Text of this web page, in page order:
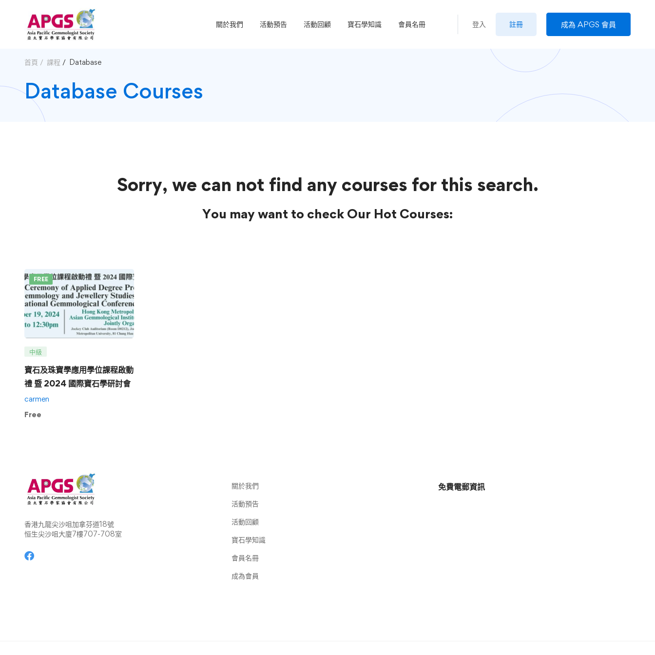
關於我們 活動預告 活動回顧 寶石學知識 會員名冊 登入 註冊 成為 APGS 會員
首頁 課程 Database
Database Courses
Sorry, we can not find any courses for this search.
You may want to check Our Hot Courses:
FREE
中級
寶石及珠寶學應用學位課程啟動
禮 暨 2024 國際寶石學研討會
carmen
Free
香港九龍尖沙咀加拿芬道18號
恒生尖沙咀大廈7樓707-708室
關於我們
活動預告
活動回顧
寶石學知識
會員名冊
成為會員
免費電郵資訊